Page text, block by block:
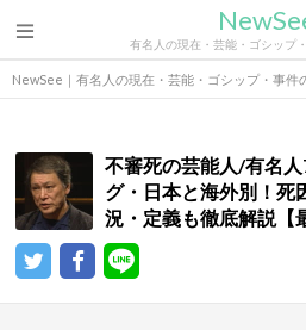
有名人の現在・芸能・ゴシップ
NewSee｜有名人の現在・芸能・ゴシップ・事件
不審死の芸能人/有名
グ・日本と海外別！死
況・定義も徹底解説【